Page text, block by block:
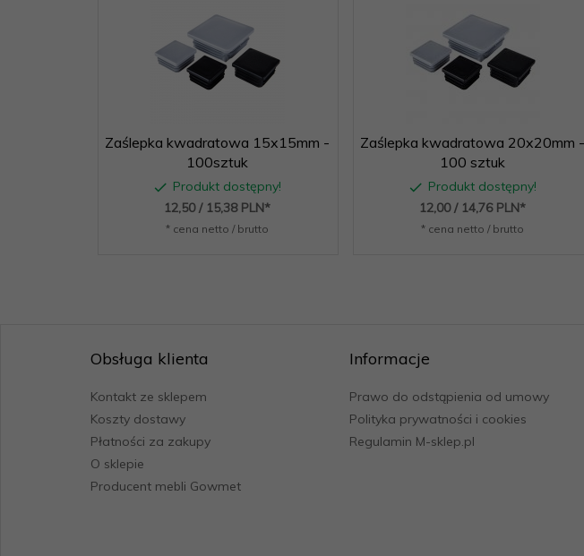
Zaślepka kwadratowa 15x15mm -
100sztuk
Produkt dostępny!
12,50 / 15,38 PLN*
* cena netto / brutto
Zaślepka kwadratowa 20x20mm -
100 sztuk
Produkt dostępny!
12,00 / 14,76 PLN*
* cena netto / brutto
Obsługa klienta
Kontakt ze sklepem
Koszty dostawy
Płatności za zakupy
O sklepie
Producent mebli Gowmet
Informacje
Prawo do odstąpienia od umowy
Polityka prywatności i cookies
Regulamin M-sklep.pl